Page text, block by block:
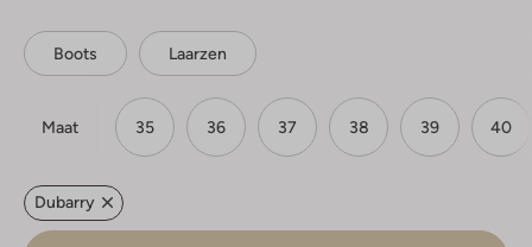
Boots Laarzen
Maat 35 36 37 38 39 40
Dubarry